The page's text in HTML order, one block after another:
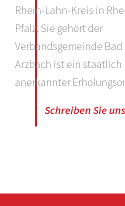
Rhein-Lahn-Kreis in
Pfalz. Sie gehört der
Verbandsgemeinde Bad
Arzbach ist ein staatlich
anerkannter
Schreiben Sie